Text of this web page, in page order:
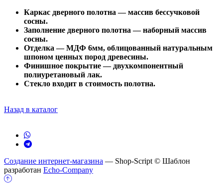
Каркас дверного полотна — массив бессучковой
сосны.
Заполнение дверного полотна — наборный массив
сосны.
Отделка — МДФ 6мм, облицованный натуральным
шпоном ценных пород древесины.
Финишное покрытие — двухкомпонентный
полиуретановый лак.
Стекло входит в стоимость полотна.
Назад в каталог
Создание интернет-магазина — Shop-Script © Шаблон
разработан Echo-Company